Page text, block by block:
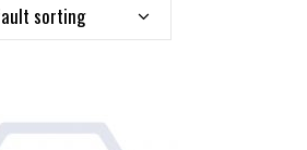
sorting